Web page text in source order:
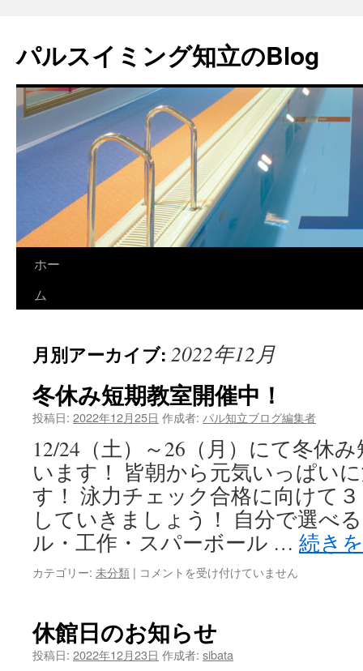
パルスイミング知立のBlog
コ
へ
ス
キ
ホー
ム
月別アーカイブ: 2022年12月
冬休み短期教室開催中！
投稿日: 2022年12月25日 作成者: パル知立ブログ編集者
12/24（土）～26（月）にて冬休
います！ 皆朝から元気いっぱい
す！ 泳力チェック合格に向けて
していきましょう！ 自分で選べ
ル・工作・スパーボール … 続き
カテゴリー: 未分類 | 冬
期
教
コメントを受け付けていません
休館日のお知らせ
投稿日: 2022年12月23日 作成者: sibata